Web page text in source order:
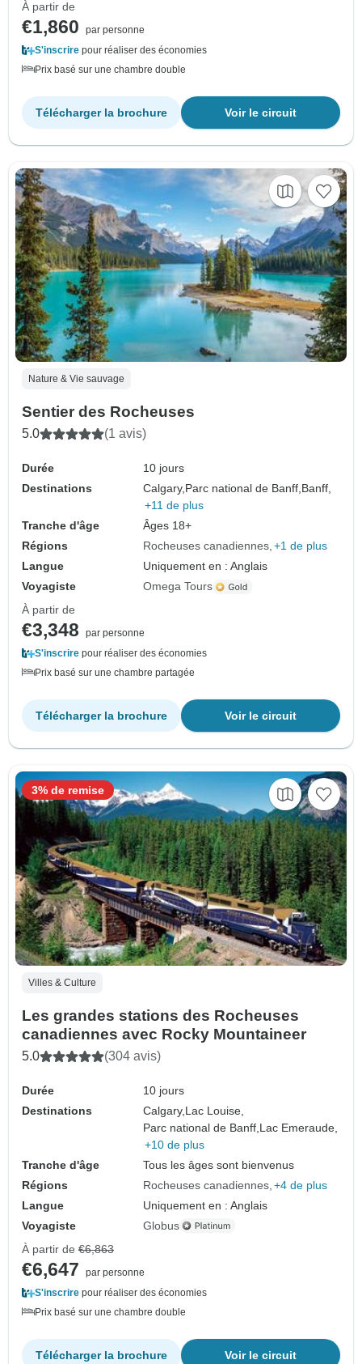
À partir de
€1,860
par personne
S'inscrire pour réaliser des économies
Prix basé sur une chambre double
Voir le circuit
Télécharger la brochure
Nature & Vie sauvage
Sentier des Rocheuses
5.0 (1 avis)
Durée
10 jours
Destinations
Calgary,Parc national de Banff,Banff,
+11 de plus
Tranche d'âge
Âges 18+
Régions
Rocheuses canadiennes +1 de plus
Langue
Uniquement en : Anglais
Voyagiste
Omega Tours
À partir de
€3,348
par personne
S'inscrire pour réaliser des économies
Prix basé sur une chambre partagée
Voir le circuit
Télécharger la brochure
Villes & Culture
Les grandes stations des Rocheuses
canadiennes avec Rocky Mountaineer
5.0 (304 avis)
Durée
10 jours
Destinations
Calgary, Lac Louise,
Parc national de Banff, Lac Emeraude,
+10 de plus
Tranche d'âge
Tous les âges sont bienvenus
Régions
Rocheuses canadiennes +4 de plus
Langue
Uniquement en : Anglais
Voyagiste
Globus
3% de remise
À partir de €6,863
€6,647
par personne
S'inscrire pour réaliser des économies
Prix basé sur une chambre double
Voir le circuit
Télécharger la brochure